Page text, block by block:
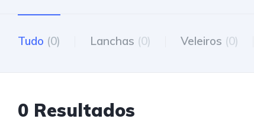
Tudo (0) Lanchas (0) Veleiros (0)
0 Resultados